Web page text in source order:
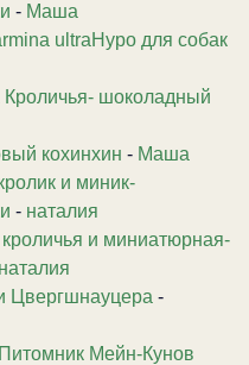
- Маша
ultraHypo для собак
шоколадный
кохинхин - Маша
и миник-
- наталия
и миниатюрная-
наталия
Цвергшнауцера -
Питомник Мейн-Кунов